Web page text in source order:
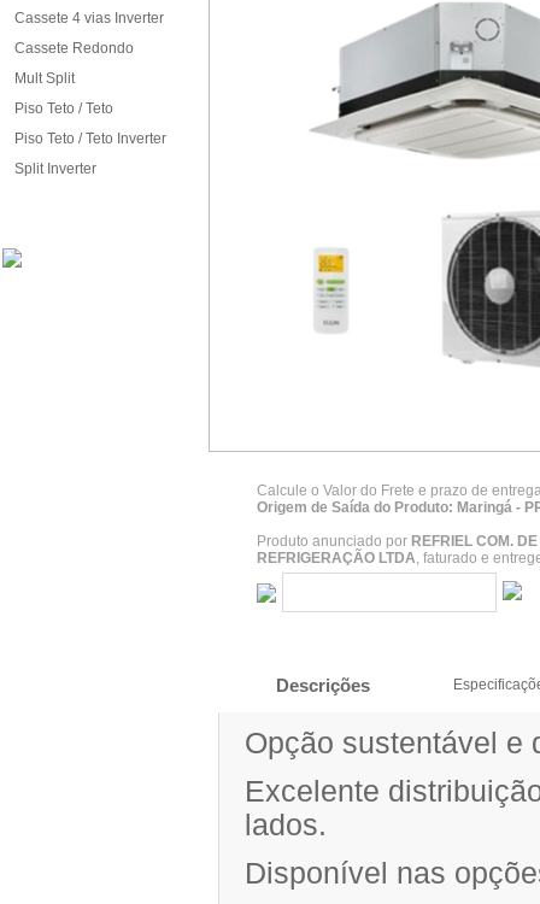
Cassete 4 vias Inverter
Cassete Redondo
Mult Split
Piso Teto / Teto
Piso Teto / Teto Inverter
Split Inverter
Calcule o Valor do Frete e prazo de
Origem de Saída do Produto: Maringá -
Produto anunciado por REFRIEL COM.
REFRIGERAÇÃO LTDA, faturado e
Descrições
Opção sustentável e
Excelente
lados.
Disponível nas